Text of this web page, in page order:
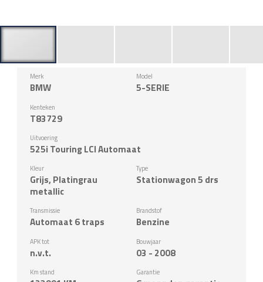
Merk
BMW
Model
5-SERIE
Kenteken
T83729
Uitvoering
525i Touring LCI Automaat
Kleur
Grijs, Platingrau
metallic
Type
Stationwagon 5 drs
Transmissie
Automaat 6 traps
Brandstof
Benzine
APK tot
n.v.t.
Bouwjaar
03 - 2008
Km stand Garantie